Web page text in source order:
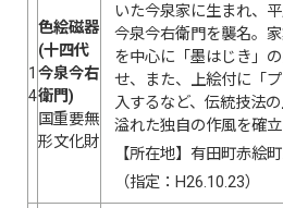
1
4
色絵磁器
(十四代
今泉今右
衛門)
国重要無
形文化財
いた今泉家に生まれ、
今泉今右衛門を襲名。
を中心に「墨はじき」
せ、また、上絵付に「
入するなど、伝統技法
溢れた独自の作風を確立
【所在地】有田町赤絵
（指定：H26.10.23）